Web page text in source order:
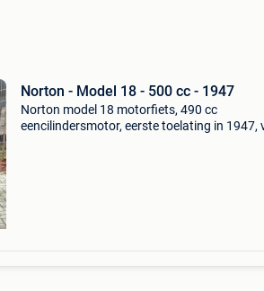
Norton - Model 18 - 500 cc - 1947
Norton model 18 motorfiets, 490 cc
eencilindersmotor, eerste toelating in 1947,